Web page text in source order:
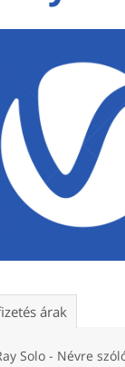
árak
Solo - Névre